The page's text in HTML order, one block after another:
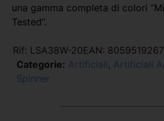
una gamma completa di colori
Tested”.
Rif: LSA38W-20EAN:
Categorie: Artificiali , Artificiali
Spinner